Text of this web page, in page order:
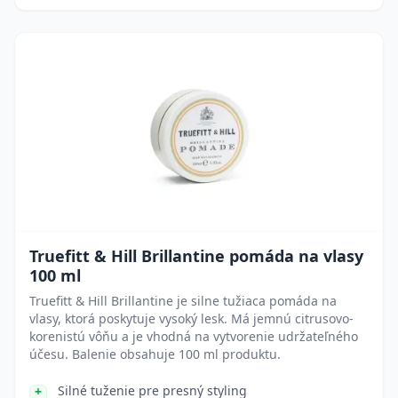
Truefitt & Hill Brillantine pomáda na vlasy
100 ml
Truefitt & Hill Brillantine je silne tužiaca pomáda na
vlasy, ktorá poskytuje vysoký lesk. Má jemnú citrusovo-
korenistú vôňu a je vhodná na vytvorenie udržateľného
účesu. Balenie obsahuje 100 ml produktu.
Silné tuženie pre presný styling